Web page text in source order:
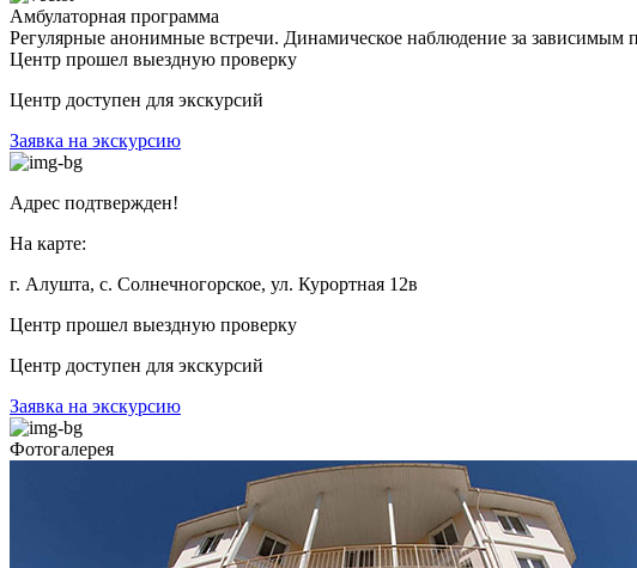
Амбулаторная программа
Регулярные анонимные встречи. Динамическое наблюдение за зависимым
Центр прошел выездную проверку
Центр доступен для экскурсий
Заявка на экскурсию
Адрес подтвержден!
На карте:
г. Алушта, с. Солнечногорское, ул. Курортная 12в
Центр прошел выездную проверку
Центр доступен для экскурсий
Заявка на экскурсию
Фотогалерея